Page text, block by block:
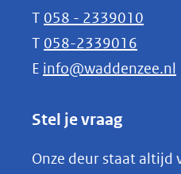
andere
website)
T 058 - 2339010
T 058-2339016
E info@waddenzee.nl
Stel je vraag
Onze deur staat altijd